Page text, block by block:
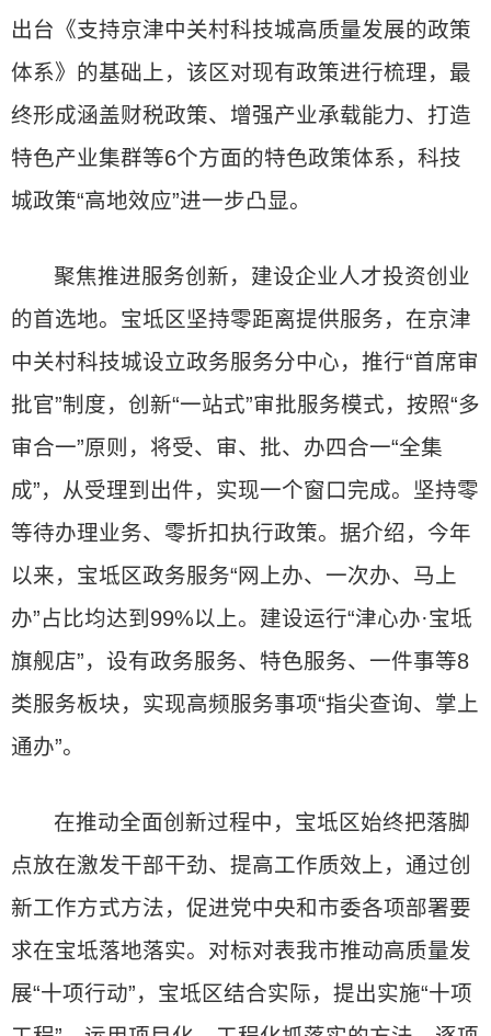
出台《支持京津中关村科技城高质量发展的政策
体系》的基础上，该区对现有政策进行梳理，最
终形成涵盖财税政策、增强产业承载能力、打造
特色产业集群等6个方面的特色政策体系，科技
城政策“高地效应”进一步凸显。
聚焦推进服务创新，建设企业人才投资创业
的首选地。宝坻区坚持零距离提供服务，在京津
中关村科技城设立政务服务分中心，推行“首席审
批官”制度，创新“一站式”审批服务模式，按照“多
审合一”原则，将受、审、批、办四合一“全集
成”，从受理到出件，实现一个窗口完成。坚持零
等待办理业务、零折扣执行政策。据介绍，今年
以来，宝坻区政务服务“网上办、一次办、马上
办”占比均达到99%以上。建设运行“津心办·宝坻
旗舰店”，设有政务服务、特色服务、一件事等8
类服务板块，实现高频服务事项“指尖查询、掌上
通办”。
在推动全面创新过程中，宝坻区始终把落脚
点放在激发干部干劲、提高工作质效上，通过创
新工作方式方法，促进党中央和市委各项部署要
求在宝坻落地落实。对标对表我市推动高质量发
展“十项行动”，宝坻区结合实际，提出实施“十项